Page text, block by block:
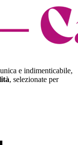
e indimenticabile,
, selezionate per